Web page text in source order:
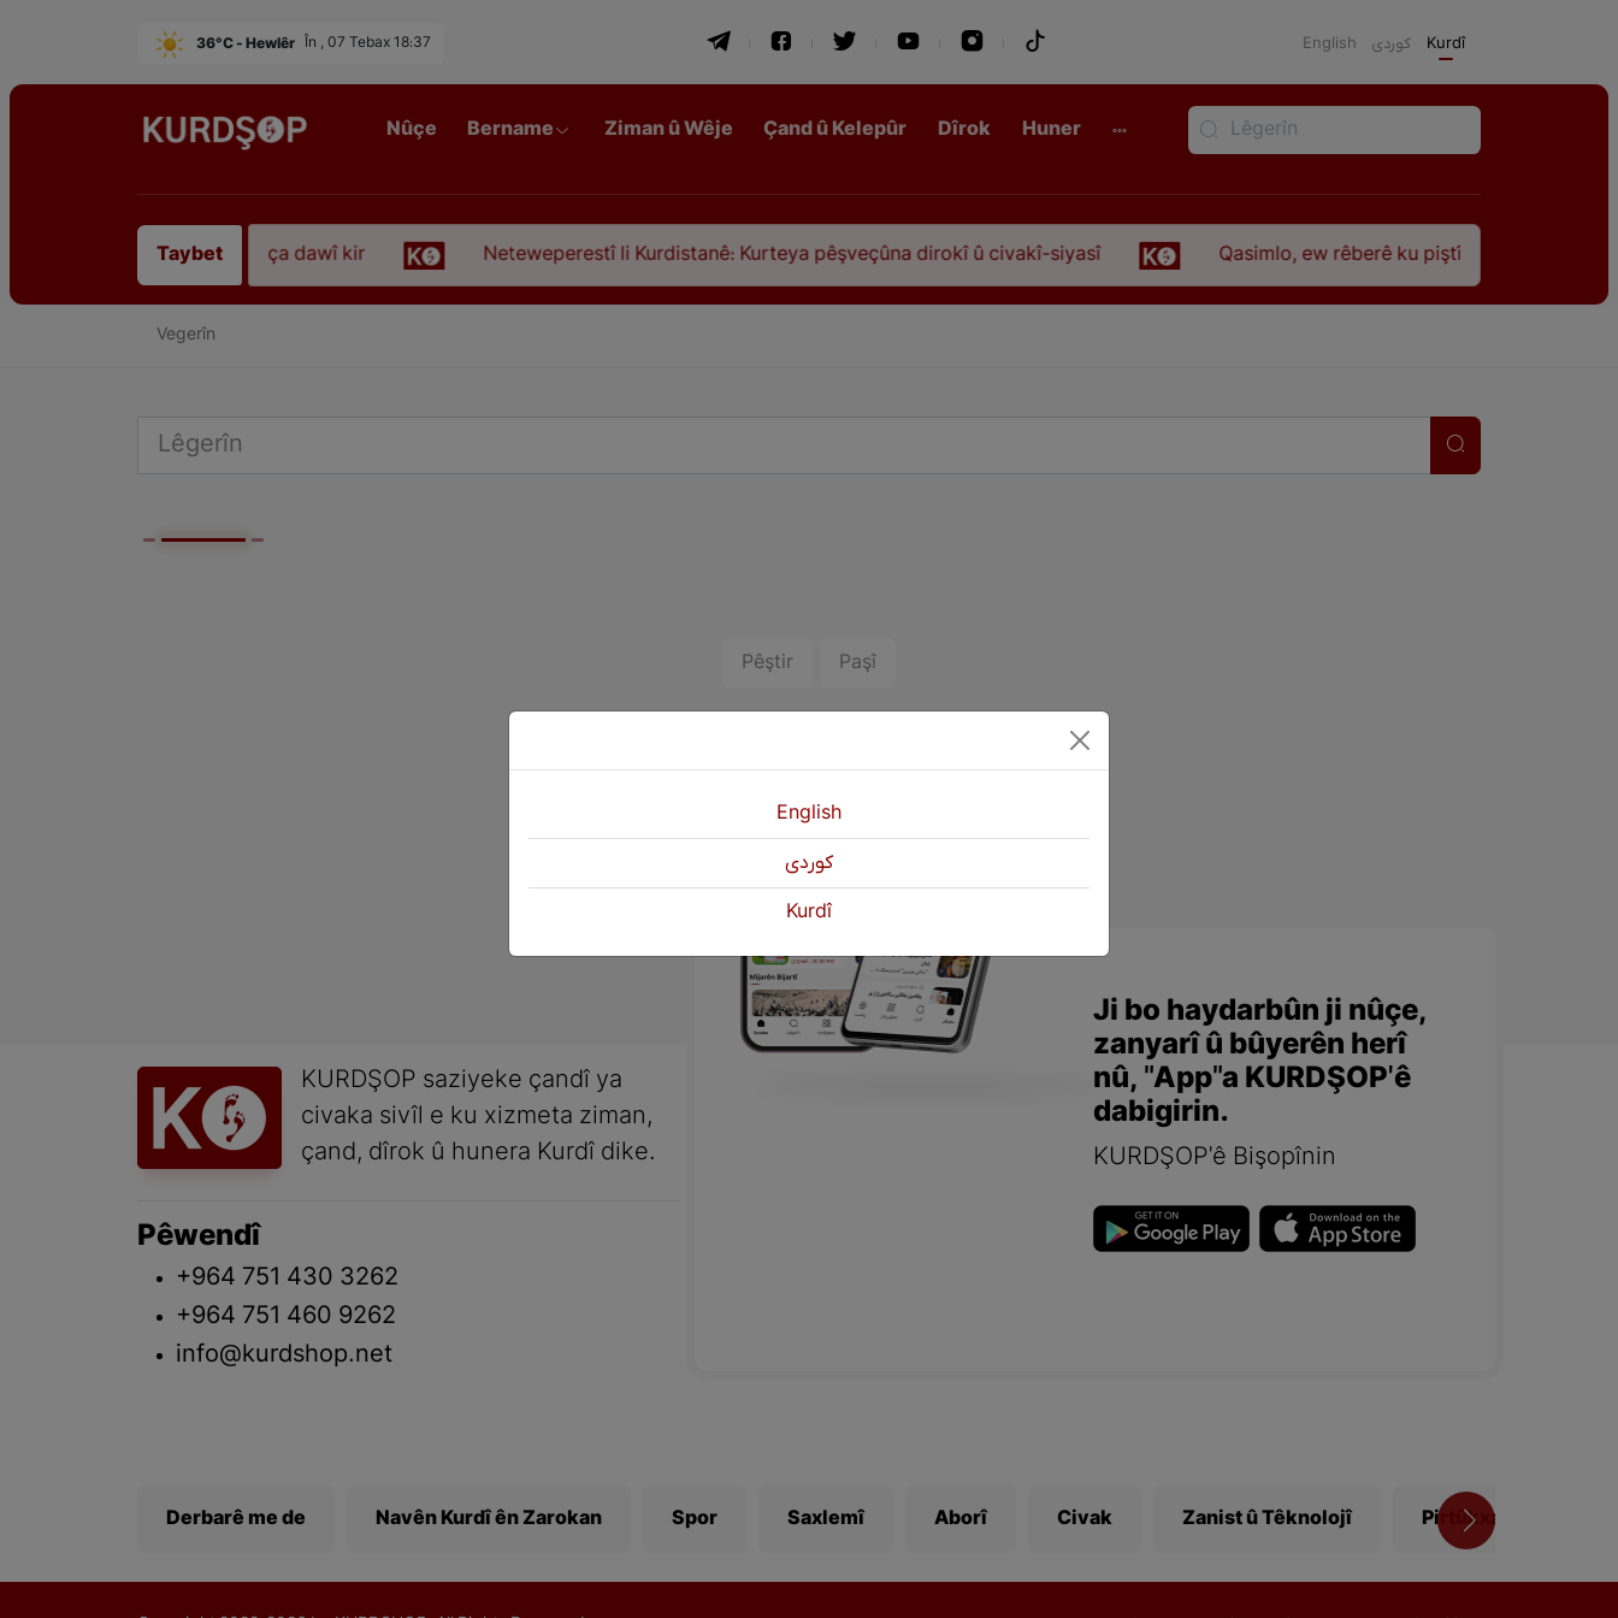
36°C - Hewlêr În , 07 Tebax 18:37 English كوردی Kurdî
Nûçe Bername Ziman û Wêje Çand û Kelepûr Dîrok Huner
Taybet
“Qadirê Sofyanî” koça dawî kir Neteweperestî li Kurdistanê: Kurteya pêşveçûna dirokî û civakî-siyasî Qasimlo, ew rêberê ku piştî 35 sal ji
Vegerîn
Pêştir Paşî
KURDŞOP saziyeke çandî ya
civaka sivîl e ku xizmeta ziman,
çand, dîrok û hunera Kurdî dike.
Pêwendî
+964 751 430 3262
+964 751 460 9262
info@kurdshop.net
Ji bo haydarbûn ji nûçe,
zanyarî û bûyerên herî
nû, "App"a KURDŞOP'ê
dabigirin.
KURDŞOP'ê Bişopînin
Derbarê me de Navên Kurdî ên Zarokan Spor Saxlemî Aborî Civak Zanist û Têknolojî Pirtûkxane
English
كوردی
Kurdî